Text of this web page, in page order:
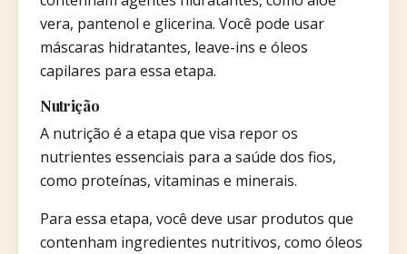
vera, pantenol e glicerina. Você pode usar
máscaras hidratantes, leave-ins e óleos
capilares para essa etapa.
Nutrição
A nutrição é a etapa que visa repor os
nutrientes essenciais para a saúde dos fios,
como proteínas, vitaminas e minerais.
Para essa etapa, você deve usar produtos que
contenham ingredientes nutritivos, como óleos